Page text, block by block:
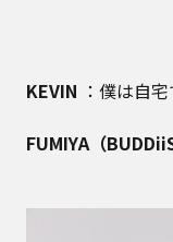
KEVIN ：僕は自
FUMIYA（BUDDiiS